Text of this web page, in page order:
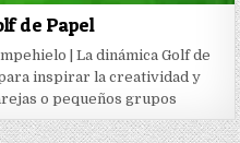
de Papel
| La dinámica Golf de
inspirar la creatividad y
o pequeños grupos